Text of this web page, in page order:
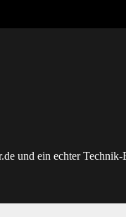
und ein echter